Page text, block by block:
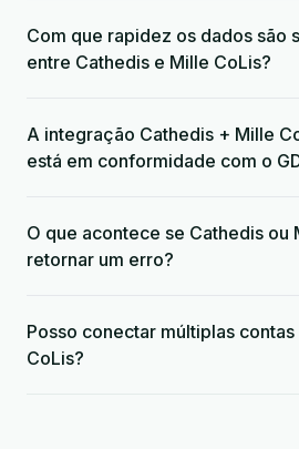
Com que rapidez os dados são
entre Cathedis e Mille CoLis?
A integração Cathedis + Mille
está em conformidade com o
O que acontece se Cathedis ou
retornar um erro?
Posso conectar múltiplas
CoLis?